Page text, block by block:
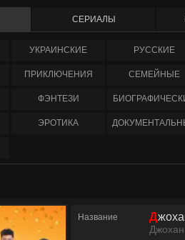
СЕРИАЛЫ
УКРАИНCКИЕ РУССКИЕ
ПРИКЛЮЧЕНИЯ СЕМЕЙНЫЕ
ФЭНТЕЗИ
ЭРОТИКА
Название
Джохан